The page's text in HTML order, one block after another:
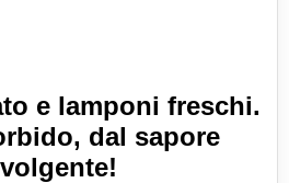
e lamponi freschi.
dal sapore